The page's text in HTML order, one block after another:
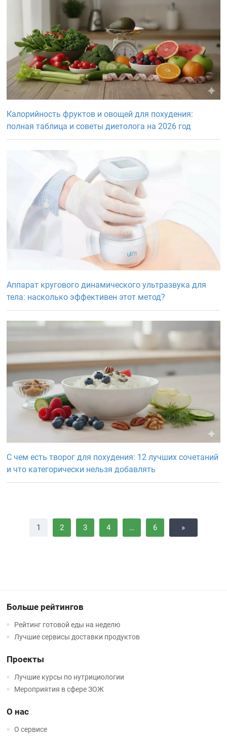
Калорийность фруктов и овощей для похудения:
полная таблица и советы диетолога на 2026 год
Аппарат кругового динамического ультразвука для
тела: насколько эффективен этот метод?
С чем есть творог для похудения: 12 лучших сочетаний
и что категорически нельзя добавлять
1 2 3 4 … 6 »
Больше рейтингов
Рейтинг готовой еды на неделю
Лучшие сервисы доставки продуктов
Проекты
Лучшие курсы по нутрициологии
Мероприятия в сфере ЗОЖ
О нас
О сервисе